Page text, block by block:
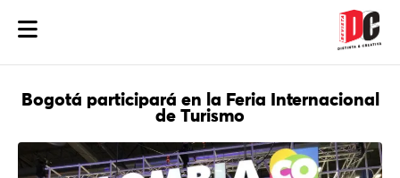
Bogotá participará en la Feria Internacional
de Turismo